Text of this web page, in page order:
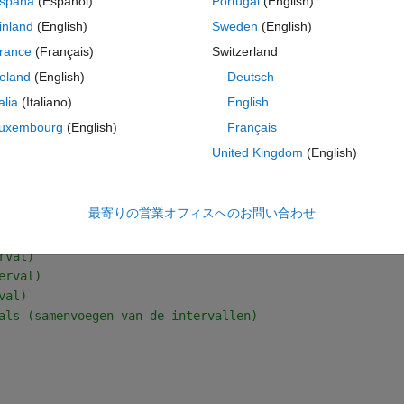
because of errors in the code below that.
R.G.P. Ritzen
Mechanical Engineering
Werktuigbouwkunde)
the V-line (equation 3-9) and M-line (equation 3.10)
lijn (vergelijking 3-9) en M-lijn (vergelijking 3-10)
(samenvoegen van de intervallen)
(English)
(Français)
(English)
(Italiano)
(English)
Sweden (English)
Switzerland
Deutsch
English
Français
United Kingdom (English)
最寄りの営業オフィスへのお問い合わせ